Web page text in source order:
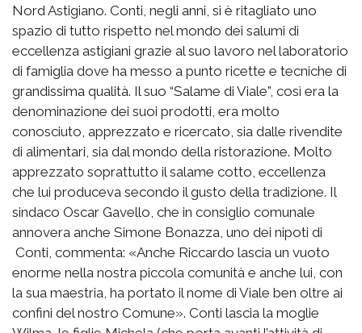
Nord Astigiano. Conti, negli anni, si è ritagliato uno
spazio di tutto rispetto nel mondo dei salumi di
eccellenza astigiani grazie al suo lavoro nel laboratorio
di famiglia dove ha messo a punto ricette e tecniche di
grandissima qualità. Il suo “Salame di Viale”, così era la
denominazione dei suoi prodotti, era molto
conosciuto, apprezzato e ricercato, sia dalle rivendite
di alimentari, sia dal mondo della ristorazione. Molto
apprezzato soprattutto il salame cotto, eccellenza
che lui produceva secondo il gusto della tradizione. Il
sindaco Oscar Gavello, che in consiglio comunale
annovera anche Simone Bonazza, uno dei nipoti di
Conti, commenta: «Anche Riccardo lascia un vuoto
enorme nella nostra piccola comunità e anche lui, con
la sua maestria, ha portato il nome di Viale ben oltre ai
confini del nostro Comune». Conti lascia la moglie